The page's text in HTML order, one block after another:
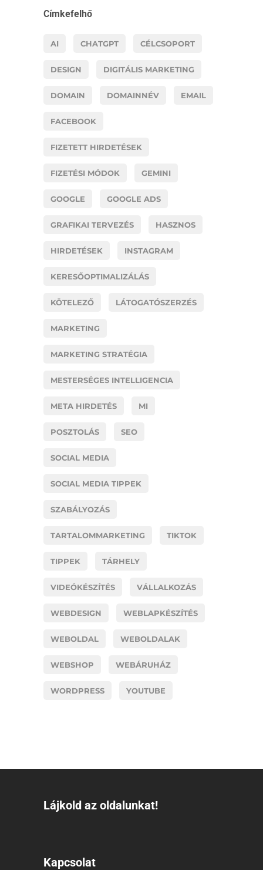
Címkefelhő
AI CHATGPT CÉLCSOPORT
DESIGN DIGITÁLIS MARKETING
DOMAIN DOMAINNÉV EMAIL
FACEBOOK
FIZETETT HIRDETÉSEK
FIZETÉSI MÓDOK GEMINI
GOOGLE GOOGLE ADS
GRAFIKAI TERVEZÉS HASZNOS
HIRDETÉSEK INSTAGRAM
KERESŐOPTIMALIZÁLÁS
KÖTELEZŐ LÁTOGATÓSZERZÉS
MARKETING
MARKETING STRATÉGIA
MESTERSÉGES INTELLIGENCIA
META HIRDETÉS MI
POSZTOLÁS SEO
SOCIAL MEDIA
SOCIAL MEDIA TIPPEK
SZABÁLYOZÁS
TARTALOMMARKETING TIKTOK
TIPPEK TÁRHELY
VIDEÓKÉSZÍTÉS VÁLLALKOZÁS
WEBDESIGN WEBLAPKÉSZÍTÉS
WEBOLDAL WEBOLDALAK
WEBSHOP WEBÁRUHÁZ
WORDPRESS YOUTUBE
Lájkold az oldalunkat!
Kapcsolat